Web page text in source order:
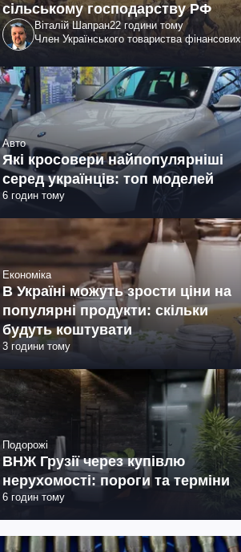
сільському господарству РФ
Віталій Шапран22 години тому
Член Українського товариства фінансових
Авто
Які кросовери найпопулярніші
серед українців: топ моделей
6 годин тому
Економіка
В Україні можуть зрости ціни на
популярні продукти: скільки
будуть коштувати
3 години тому
Подорожі
ВНЖ Грузії через купівлю
нерухомості: пороги та терміни
6 годин тому